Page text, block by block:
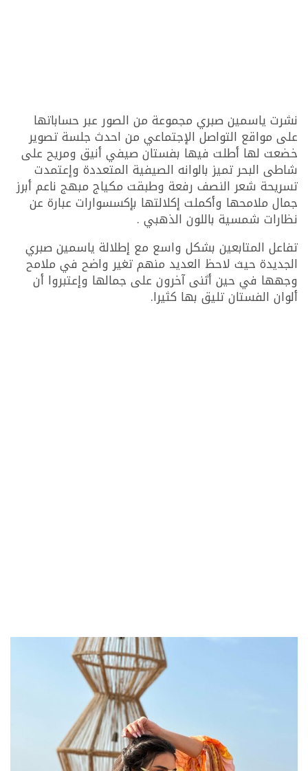
نشرت ياسمين صبري مجموعة من الصور عبر حساباتها
على مواقع التواصل الإجتماعي من احدث جلسة تصوير
خضعت لها أطلت فيها بفستان صيفي أنيق ومريح على
شاطى البحر تميز بالوانه الصيفية المتعددة وإعتمدت
تسريحة شعر النصف رفعة وطبقت مكياج مبهج ناعم أبرز
جمال ملامحها وأكملت إكلالتها بإكسسوارات عبارة عن
نظارات شمسية باللون الذهبي .
تفاعل المتابعين بشكل واسع مع إطلالة ياسمين صبري
الجديدة حيث لاحظ العديد منهم تغير واضح في ملامح
وجهها في حين أثنى آخرون على جمالها وإعتبروا أن
ألوان الفستان تليق بها كثيرا.